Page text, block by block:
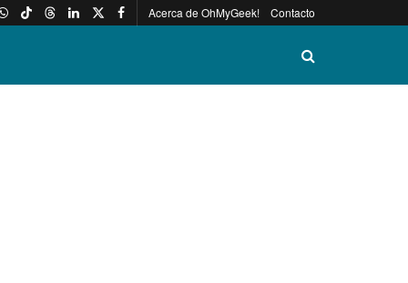
Acerca de OhMyGeek! Contacto